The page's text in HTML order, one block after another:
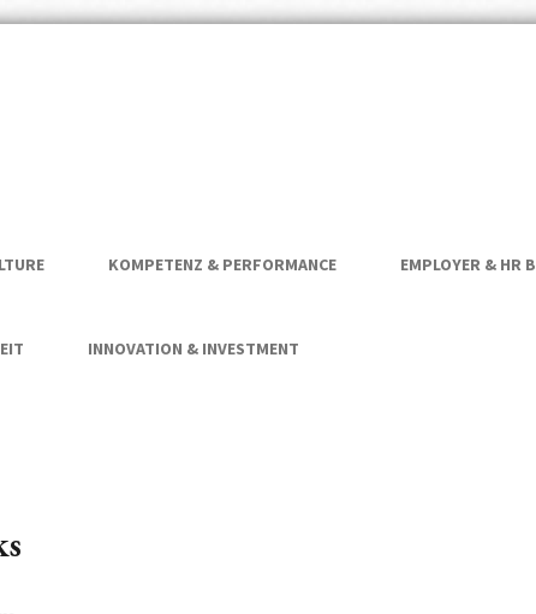
– Heidelberg
KOMPETENZ & PERFORMANCE EMPLOYER & HR
INNOVATION & INVESTMENT